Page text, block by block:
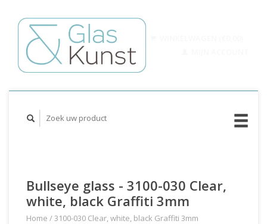
Bullseye glass - 3100-030 Clear,
white, black Graffiti 3mm
Home /3100-030 Clear, white, black Graffiti 3mm